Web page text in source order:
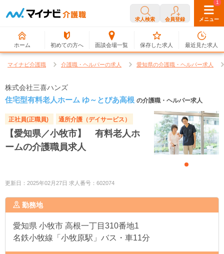
求人検索 会員登録 メニュー
ホーム 初めての方へ 面談会場一覧
0
保存した求人
1
最近見た求人
マイナビ介護職 介護職・ヘルパーの求人 愛知県の介護職・ヘルパー求人
株式会社三喜ハンズ
住宅型有料老人ホーム ゆ～とぴあ高根 の介護職・ヘルパー求人
正社員(正職員) 通所介護（デイサービス）
【愛知県／小牧市】 有料老人ホ
ームの介護職員求人
更新日：2025年02月27日 求人番号：602074
勤務地
愛知県 小牧市 高根一丁目310番地1
名鉄小牧線「小牧原駅」バス・車11分